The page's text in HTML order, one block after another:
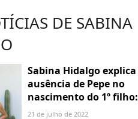
DE SABINA
Sabina Hidalgo explica
ausência de Pepe no
nascimento do 1º filho:
"Peço respeito"
21 de julho de 2022